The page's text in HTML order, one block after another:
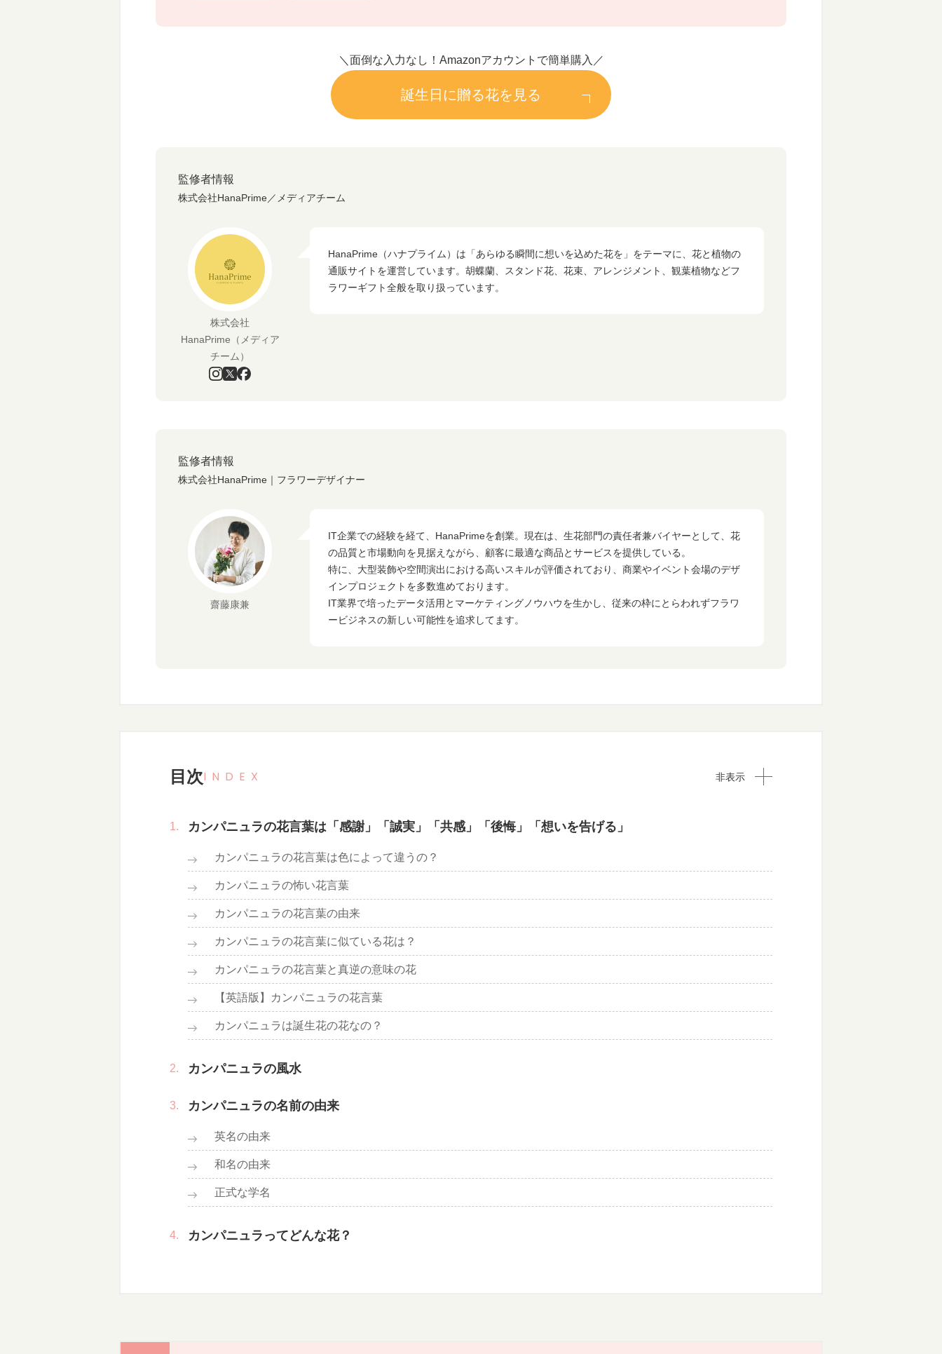
＼面倒な入力なし！Amazonアカウントで簡単購入／
誕生日に贈る花を見る
監修者情報
株式会社HanaPrime／メディアチーム
株式会社
HanaPrime（メディア
チーム）
HanaPrime（ハナプライム）は「あらゆる瞬間に想いを込めた花を」をテーマに、花と植物の
通販サイトを運営しています。胡蝶蘭、スタンド花、花束、アレンジメント、観葉植物などフ
ラワーギフト全般を取り扱っています。
監修者情報
株式会社HanaPrime｜フラワーデザイナー
齋藤康兼
IT企業での経験を経て、HanaPrimeを創業。現在は、生花部門の責任者兼バイヤーとして、花
の品質と市場動向を見据えながら、顧客に最適な商品とサービスを提供している。
特に、大型装飾や空間演出における高いスキルが評価されており、商業やイベント会場のデザ
インプロジェクトを多数進めております。
IT業界で培ったデータ活用とマーケティングノウハウを生かし、従来の枠にとらわれずフラワ
ービジネスの新しい可能性を追求してます。
目次INDEX 非表示
カンパニュラの花言葉は「感謝」「誠実」「共感」「後悔」「想いを告げる」
カンパニュラの花言葉は色によって違うの？
カンパニュラの怖い花言葉
カンパニュラの花言葉の由来
カンパニュラの花言葉に似ている花は？
カンパニュラの花言葉と真逆の意味の花
【英語版】カンパニュラの花言葉
カンパニュラは誕生花の花なの？
カンパニュラの風水
カンパニュラの名前の由来
英名の由来
和名の由来
正式な学名
カンパニュラってどんな花？